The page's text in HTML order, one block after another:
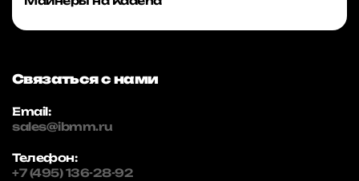
Связаться с нами
Email:
sales@ibmm.ru
Телефон:
+7 (495) 136-28-92